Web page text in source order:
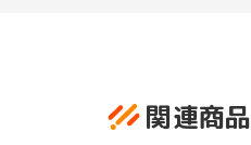
関連商品